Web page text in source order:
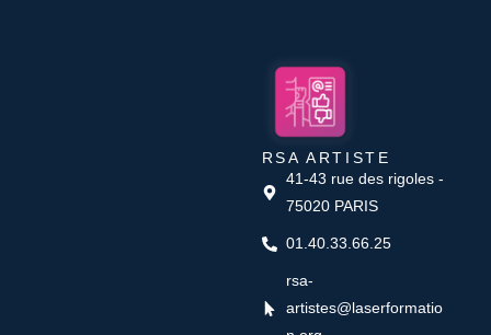
RSA ARTISTE
41-43 rue des rigoles -
75020 PARIS
01.40.33.66.25
rsa-
artistes@laserformatio